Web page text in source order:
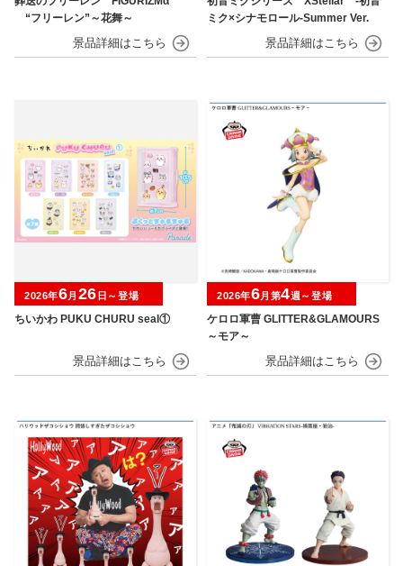
“フリーレン”～花舞～
ミク×シナモロール‐Summer Ver.
ちいかわ PUKU CHURU seal①
2026年6月 26 日～登場
ケロロ軍曹 GLITTER&GLAMOURS
～モア～
2026年6月第4週～登場